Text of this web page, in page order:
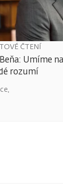
ČTENÍ
Umíme
rozumí
,